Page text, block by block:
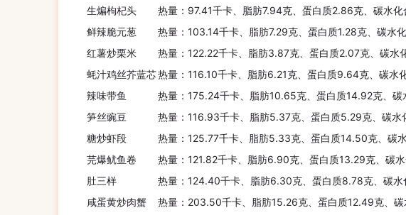
生煸枸杞头
热量：97.41千卡、脂肪7.94克、蛋白质2.86克、碳水
鲜辣脆元葱
热量：103.14千卡、脂肪7.29克、蛋白质1.28克、碳水
红薯炒栗米
热量：122.22千卡、脂肪3.87克、蛋白质2.07克、碳水
蚝汁鸡丝芥蓝芯热量：116.10千卡、脂肪6.21克、蛋白质9.64克、碳水
辣味带鱼
热量：175.24千卡、脂肪10.65克、蛋白质14.92克、
笋丝豌豆
热量：116.93千卡、脂肪5.37克、蛋白质5.29克、碳水
糖炒虾段
热量：125.77千卡、脂肪5.33克、蛋白质14.50克、碳
芫爆鱿鱼卷
热量：121.82千卡、脂肪6.90克、蛋白质13.29克、碳
肚三样
热量：124.40千卡、脂肪6.30克、蛋白质8.78克、碳
咸蛋黄炒肉蟹
热量：203.50千卡、脂肪15.26克、蛋白质12.49克、